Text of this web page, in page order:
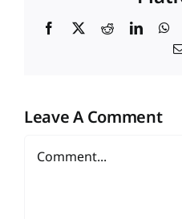
Facebook
X Reddit
Leave A Comment